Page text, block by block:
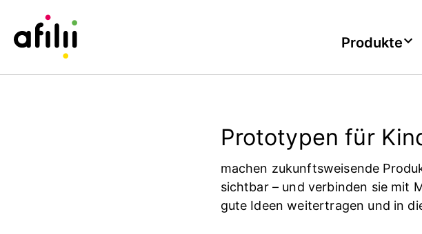
Produkte
Prototypen für
machen zukunftsweisende
sichtbar – und verbinden sie mit
gute Ideen weitertragen und in